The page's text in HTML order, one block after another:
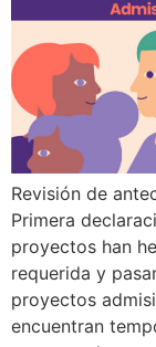
Revisión de
Primera
proyectos han
requerida y
proyectos
encuentran